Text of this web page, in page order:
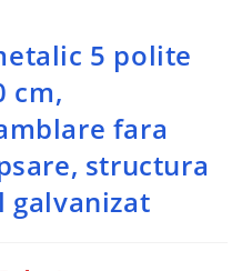
5 polite
cm,
fara
structura
galvanizat